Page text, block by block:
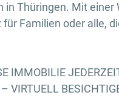
in Thüringen. Mit einer
Familien oder alle,
IMMOBILIE
VIRTUELL